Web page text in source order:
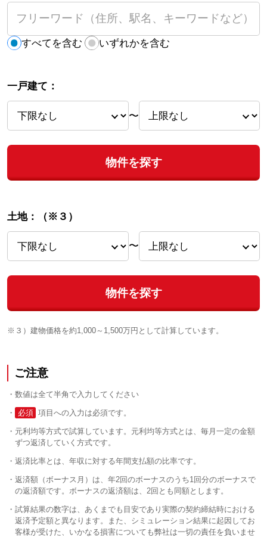
すべてを含む いずれかを含む
一戸建て：
〜
物件を探す
土地： （※３）
〜
物件を探す
※３）建物価格を約1,000～1,500万円として計算しています。
ご注意
数値は全て半角で入力してください
必須 項目への入力は必須です。
元利均等方式で試算しています。元利均等方式とは、毎月一定の金額
ずつ返済していく方式です。
返済比率とは、年収に対する年間支払額の比率です。
返済額（ボーナス月）は、年2回のボーナスのうち1回分のボーナスで
の返済額です。ボーナスの返済額は、2回とも同額とします。
試算結果の数字は、あくまでも目安であり実際の契約締結時における
返済予定額と異なります。また、シミュレーション結果に起因してお
客様が受けた、いかなる損害についても弊社は一切の責任を負いませ